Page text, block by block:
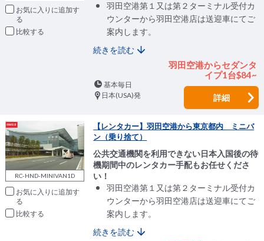
お気に入りに追加
比較
羽田空港第１又は第２ターミナル受付カ
ウンターから羽田空港店は送迎車にてご
案内します。
続きを読む
羽田空港からセダンタ
イプ1台$84~
基本毎日
日本(USA)発
詳細
RC-HND-MINIVAN1D
お気に入りに追加
比較
【レンタカー】羽田空港から東京都内 ミニバ
ン（乗り捨て）
公共交通機関を利用できない日本入国後の待
機期間中のレンタカー手配もお任せくださ
い！
羽田空港第１又は第２ターミナル受付カ
ウンターから羽田空港店は送迎車にてご
案内します。
続きを読む